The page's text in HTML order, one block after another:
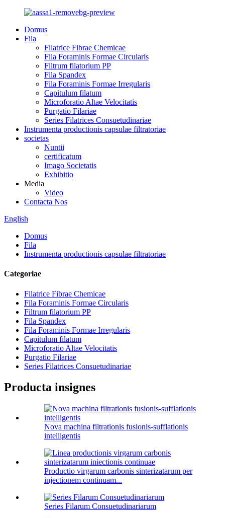
Domus
Fila
Filatrice Fibrae Chemicae
Fila Foraminis Formae Circularis
Filtrum filatorium PP
Fila Spandex
Fila Foraminis Formae Irregularis
Capitulum filatum
Microforatio Altae Velocitatis
Purgatio Filariae
Series Filatrices Consuetudinariae
Instrumenta productionis capsulae filtratoriae
societas
Nuntii
certificatum
Imago Societatis
Exhibitio
Media
Video
Contacta Nos
English
Domus
Fila
Instrumenta productionis capsulae filtratoriae
Categoriae
Filatrice Fibrae Chemicae
Fila Foraminis Formae Circularis
Filtrum filatorium PP
Fila Spandex
Fila Foraminis Formae Irregularis
Capitulum filatum
Microforatio Altae Velocitatis
Purgatio Filariae
Series Filatrices Consuetudinariae
Producta insignes
Nova machina filtrationis fusionis-sufflationis
intelligentis
Productio virgarum carbonis sinterizatarum per
injectionem continuam...
Series Filarum Consuetudinariarum